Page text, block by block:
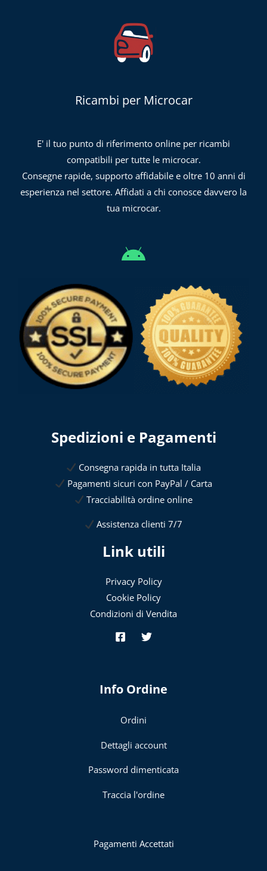
Ricambi per Microcar
E' il tuo punto di riferimento online per ricambi
compatibili per tutte le microcar.
Consegne rapide, supporto affidabile e oltre 10 anni di
esperienza nel settore. Affidati a chi conosce davvero la
tua microcar.
Spedizioni e Pagamenti
Consegna rapida in tutta Italia
Pagamenti sicuri con PayPal / Carta
Tracciabilità ordine online
Assistenza clienti 7/7
Link utili
Privacy Policy
Cookie Policy
Condizioni di Vendita
Info Ordine
Ordini
Dettagli account
Password dimenticata
Traccia l'ordine
Pagamenti Accettati